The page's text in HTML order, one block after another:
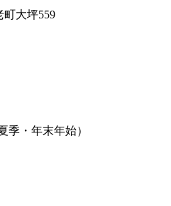
町大坪559
季・年末年始）